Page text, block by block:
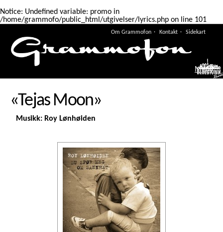
Notice: Undefined variable: promo in
/home/grammofo/public_html/utgivelser/lyrics.php on line 101
Om Grammofon Kontakt Sidekart
Meny
«Tejas Moon»
Musikk: Roy Lønhøiden